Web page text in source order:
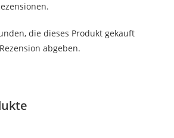
die dieses Produkt gekauft
abgeben.